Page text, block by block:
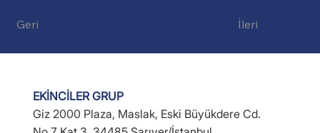
İleri
Geri
EKİNCİLER GRUP
Giz 2000 Plaza, Maslak, Eski Büyükdere Cd.